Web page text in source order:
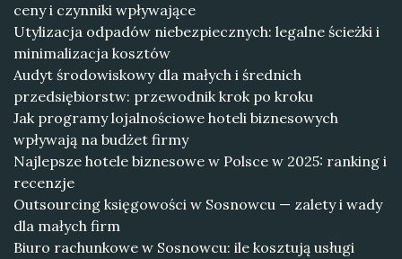
ceny i czynniki wpływające
Utylizacja odpadów niebezpiecznych: legalne ścieżki i
minimalizacja kosztów
Audyt środowiskowy dla małych i średnich
przedsiębiorstw: przewodnik krok po kroku
Jak programy lojalnościowe hoteli biznesowych
wpływają na budżet firmy
Najlepsze hotele biznesowe w Polsce w 2025: ranking i
recenzje
Outsourcing księgowości w Sosnowcu — zalety i wady
dla małych firm
Biuro rachunkowe w Sosnowcu: ile kosztują usługi